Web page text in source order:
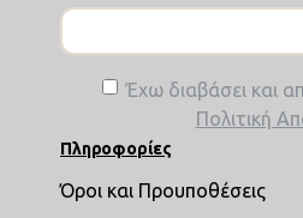
Έχω διαβάσει και
Πολιτική
Πληροφορίες
Όροι και Προυποθέσεις